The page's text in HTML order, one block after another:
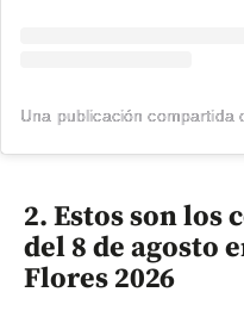
2. Estos son
del 8 de agosto
Flores 2026